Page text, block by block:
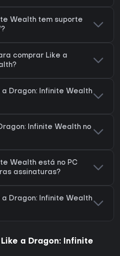
Wealth tem suporte
comprar Like a
a Dragon: Infinite Wealth
Infinite Wealth no
Wealth está no PC
assinaturas?
a Dragon: Infinite Wealth
a Dragon: Infinite